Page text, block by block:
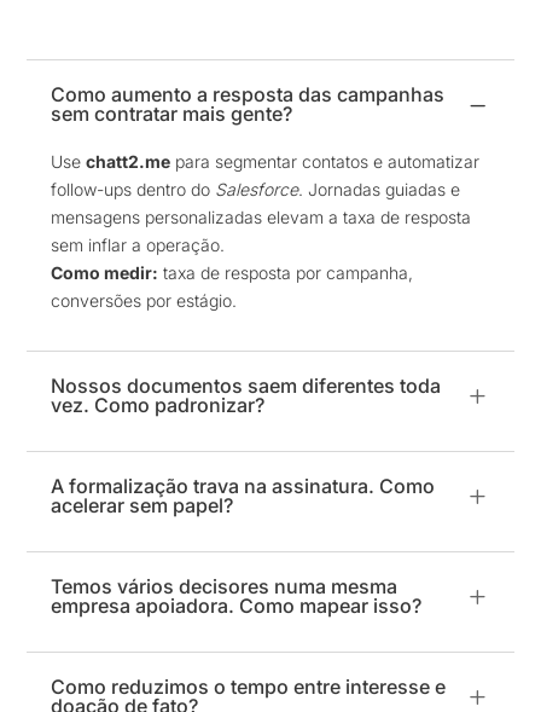
Como aumento a resposta das campanhas
sem contratar mais gente?
K
Usechatt2.me para segmentar contatos e automatizar
follow-ups dentro do Salesforce. Jornadas guiadas e
mensagens personalizadas elevam a taxa de resposta
sem inflar a operação.
Como medir: taxa de resposta por campanha,
conversões por estágio.
Nossos documentos saem diferentes toda
vez. Como padronizar?
L
A formalização trava na assinatura. Como
acelerar sem papel?
L
Temos vários decisores numa mesma
empresa apoiadora. Como mapear isso?
L
Como reduzimos o tempo entre interesse e
doação de fato?
L